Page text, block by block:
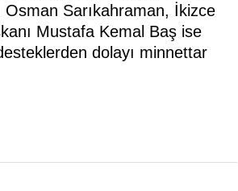
Osman Sarıkahraman, İkizce
Mustafa Kemal Baş ise
dolayı minnettar